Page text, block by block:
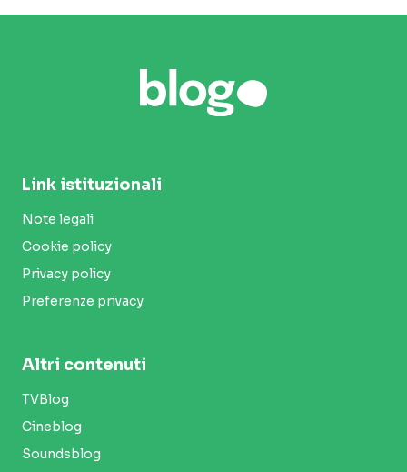
Link istituzionali
Note legali
Cookie policy
Privacy policy
Preferenze privacy
Altri contenuti
TVBlog
Cineblog
Soundsblog